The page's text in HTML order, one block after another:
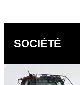
SOCIÉTÉ